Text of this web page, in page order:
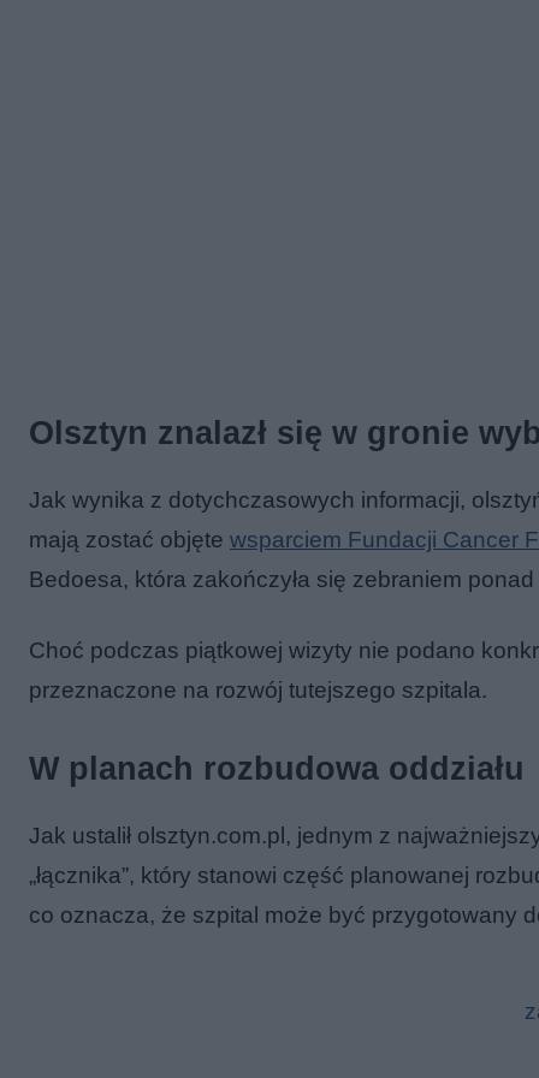
Olsztyn znalazł się w gronie
Jak wynika z dotychczasowych informacji,
mają zostać objęte wsparciem Fundacji Cancer
Bedoesa, która zakończyła się zebraniem ponad
Choć podczas piątkowej wizyty nie podano
przeznaczone na rozwój tutejszego szpitala.
W planach rozbudowa oddziału
Jak ustalił olsztyn.com.pl, jednym z
„łącznika”, który stanowi część planowanej
co oznacza, że szpital może być przygotowany